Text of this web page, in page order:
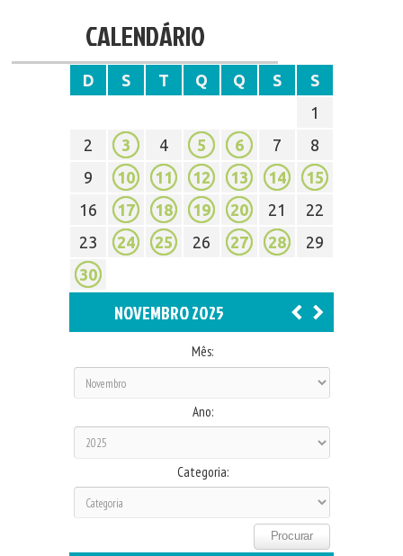
CALENDÁRIO
D S T Q Q S
S
1
2
3 4 5 6 7
8
9
10 11 12 13 14
15
16
17 18 19 20 21
22
23
24 25 26 27 28
29
30
NOVEMBRO 2025
Mês:
Ano:
Categoria: